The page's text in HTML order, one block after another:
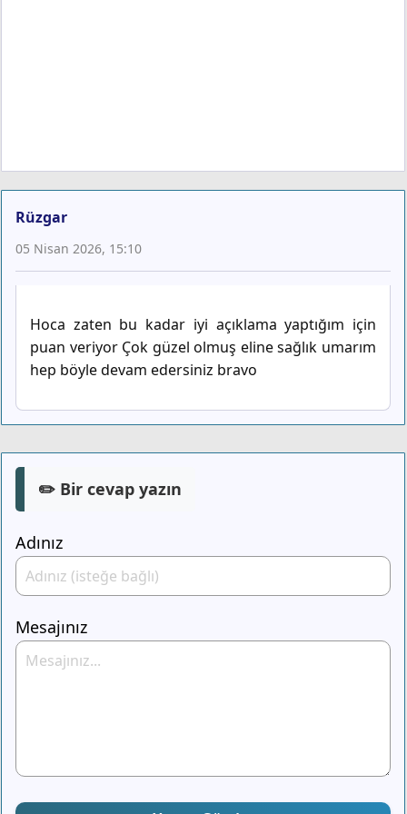
Rüzgar
05 Nisan 2026, 15:10
Hoca zaten bu kadar iyi açıklama yaptığım için
puan veriyor Çok güzel olmuş eline sağlık umarım
hep böyle devam edersiniz bravo
✏️ Bir cevap yazın
Adınız
Mesajınız